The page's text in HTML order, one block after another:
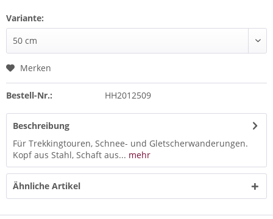
Variante:
Merken
Bestell-Nr.: HH2012509
Beschreibung
Für Trekkingtouren, Schnee- und Gletscherwanderungen.
Kopf aus Stahl, Schaft aus... mehr
Ähnliche Artikel